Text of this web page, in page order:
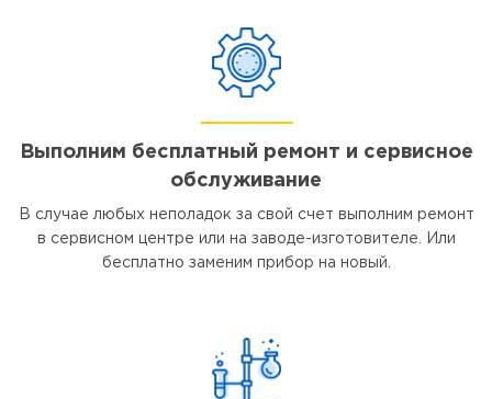
Выполним бесплатный ремонт и сервисное
обслуживание
В случае любых неполадок за свой счет выполним ремонт
в сервисном центре или на заводе-изготовителе. Или
бесплатно заменим прибор на новый.